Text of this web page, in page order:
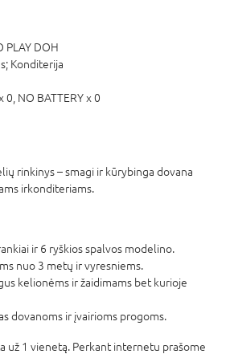
PLAY DOH
Konditerija
0, NO BATTERY x 0
rinkinys – smagi ir kūrybinga dovana
irkonditeriams.
ir 6 ryškios spalvos modelino.
nuo 3 metų ir vyresniems.
kelionėms ir žaidimams bet kurioje
dovanoms ir įvairioms progoms.
už 1 vienetą. Perkant internetu prašome